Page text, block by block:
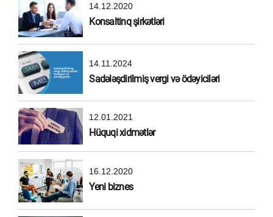
14.12.2020
Konsaltinq şirkətləri
14.11.2024
Sadələşdirilmiş vergi və ödəyiciləri
12.01.2021
Hüquqi xidmətlər
16.12.2020
Yeni biznes